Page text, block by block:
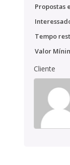
Propostas
Tempo
Valor
Cliente